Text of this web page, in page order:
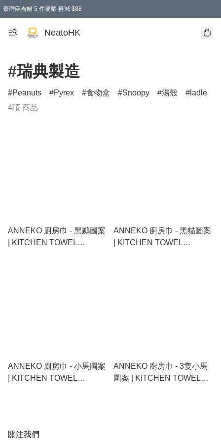
臺灣麻吉貓 5 件要晒 再減 $88
消費即享全單 95 折優惠！
購物滿 HKD 300.00即享免運費優惠！（適用於 特定的送貨方式 )
買麻吉貓廚具套裝免運費
寄送台灣運費滿HKD300 減 HKD50 優惠（不適用於儲物用品及傢俬）
NeatoHK
#瑞典製造
Peanuts Pyrex 食物盒 Snoopy 湯殼 ladle
4項 商品
ANNEKO 廚房巾 - 黑鸝圖案
| KITCHEN TOWEL
ANNEKO 廚房巾 - 黑貓圖案
| KITCHEN TOWEL
ANNEKO 廚房巾 - 小馬圖案
| KITCHEN TOWEL
ANNEKO 廚房巾 - 3隻小馬
圖案 | KITCHEN TOWEL
關注我們